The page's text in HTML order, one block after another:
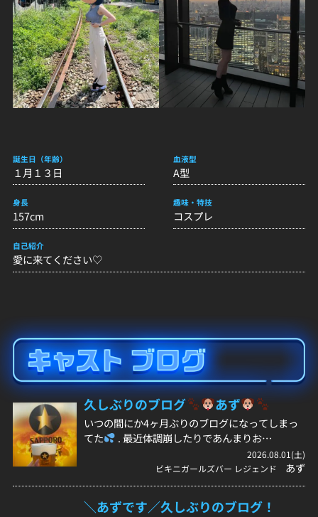
誕生日（年齢）
１月１３日
血液型
A型
身長
157cm
趣味・特技
コスプレ
自己紹介
愛に来てください♡
久しぶりのブログ あず
いつの間にか4ヶ月ぶりのブログになってしまっ
てた
. 最近体調崩したりであんまりお…
2026.08.01(土)
ビキニガールズバー レジェンド
あず
＼あずです／久しぶりのブログ！